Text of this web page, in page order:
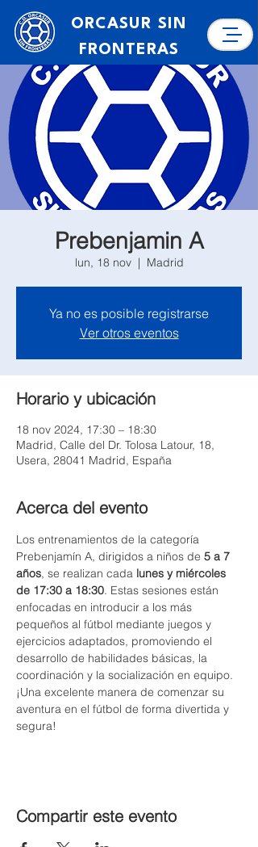
ORCASUR SIN
FRONTERAS
Prebenjamin A
lun, 18 nov
  |
Madrid
Ya no es posible registrarse
Ver otros eventos
Horario y ubicación
18 nov 2024, 17:30 – 18:30
Madrid, Calle del Dr. Tolosa Latour, 18,
Usera, 28041 Madrid, España
Acerca del evento
Los entrenamientos de la categoría
Prebenjamín A, dirigidos a niños de 5 a 7
años, se realizan cada lunes y miércoles
de 17:30 a 18:30. Estas sesiones están
enfocadas en introducir a los más
pequeños al fútbol mediante juegos y
ejercicios adaptados, promoviendo el
desarrollo de habilidades básicas, la
coordinación y la socialización en equipo.
¡Una excelente manera de comenzar su
aventura en el fútbol de forma divertida y
segura!
Compartir este evento